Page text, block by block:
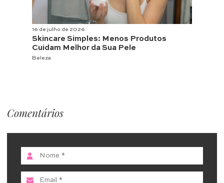
16 de julho de 2026
Skincare Simples: Menos Produtos
Cuidam Melhor da Sua Pele
Beleza
Comentários